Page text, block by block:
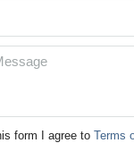
10
11
form I agree to Terms